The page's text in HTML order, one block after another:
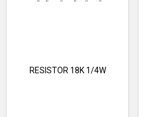
RESISTOR 18K 1/4W